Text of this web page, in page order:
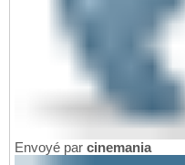
Envoyé par cinemania